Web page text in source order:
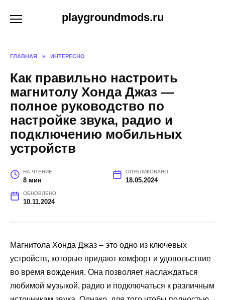
playgroundmods.ru
ГЛАВНАЯ » ИНТЕРЕСНО
Как правильно настроить
магнитолу Хонда Джаз —
полное руководство по
настройке звука, радио и
подключению мобильных
устройств
НА ЧТЕНИЕ
8 мин
ОПУБЛИКОВАНО
18.05.2024
ОБНОВЛЕНО
10.11.2024
Магнитола Хонда Джаз – это одно из ключевых
устройств, которые придают комфорт и удовольствие
во время вождения. Она позволяет наслаждаться
любимой музыкой, радио и подключаться к различным